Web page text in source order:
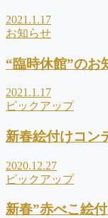
2021.1.17
お知らせ
“臨時休館”の
2021.1.17
ピックアップ
新春絵付けコン
2020.12.27
ピックアップ
新春”赤べこ絵